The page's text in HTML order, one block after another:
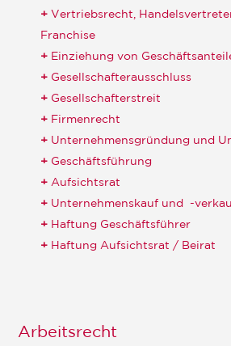
Vertriebsrecht,
Franchise
Einziehung von
Gesellschafterausschluss
Gesellschafterstreit
Firmenrecht
Unternehmensgründung und
Geschäftsführung
Aufsichtsrat
Unternehmenskauf und -
Haftung Geschäftsführer
Haftung Aufsichtsrat / Beirat
Arbeitsrecht